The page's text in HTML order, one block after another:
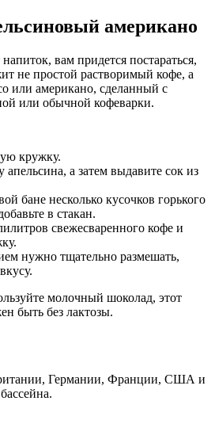
американо
вам придется постараться,
не простой растворимый кофе, а
или американо, сделанный с
или обычной кофеварки.
кружку.
апельсина, а затем выдавите сок из
бане несколько кусочков горького
в стакан.
свежесваренного кофе и
нужно тщательно размешать,
молочный шоколад, этот
быть без лактозы.
Германии, Франции, США и